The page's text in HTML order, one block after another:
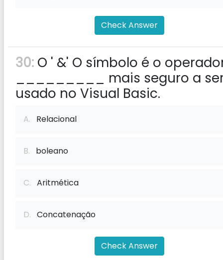
Check Answer
30: O ' &' O símbolo é o
_________ mais seguro a
usado no Visual Basic.
A. Relacional
B. boleano
C. Aritmética
D. Concatenação
Check Answer